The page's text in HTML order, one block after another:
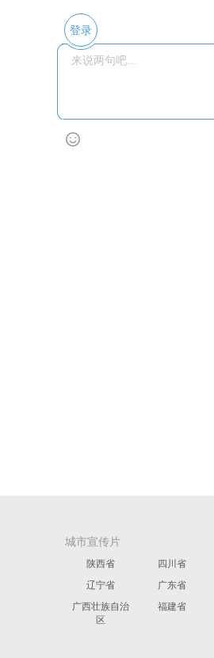
登录
城市宣传片
陕西省 四川省
辽宁省
广东省
广西壮族自治
区
福建省